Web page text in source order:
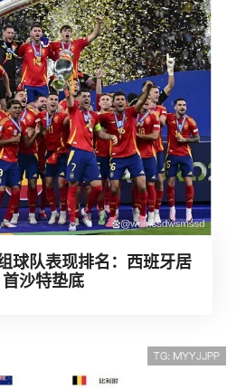
球队表现排名：西班牙居
首沙特垫底